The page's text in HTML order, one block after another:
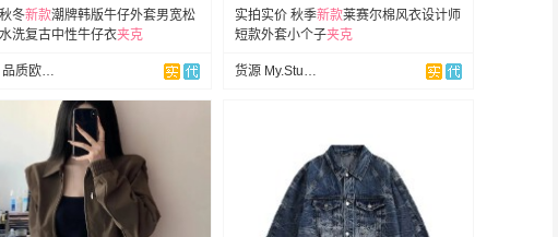
冬新款潮牌韩版牛仔外套男宽松
洗复古中性牛仔衣夹克
货源 品质欧韩外贸
实拍实价 秋季新款莱赛尔棉风衣设计师
短款外套小个子夹克
货源 My.Studio